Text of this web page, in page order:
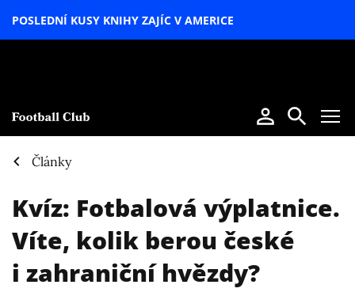
POSLEDNÍ KUSY KNIHY ZAJÍC V AMERICE
Články
Kvíz: Fotbalová výplatnice.
Víte, kolik berou české
i zahraniční hvězdy?